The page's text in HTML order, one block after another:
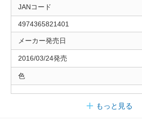
JANコード
4974365821401
メーカー発売日
2016/03/24発売
色
もっと見る